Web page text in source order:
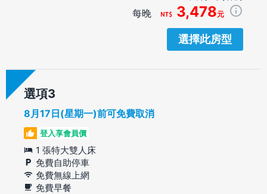
每晚 3,478元
選擇此房型
選項
8月17日(星期一)前可免費取消
登入享會員價
1 張特大雙人床
免費自助停車
免費無線上網
免費早餐